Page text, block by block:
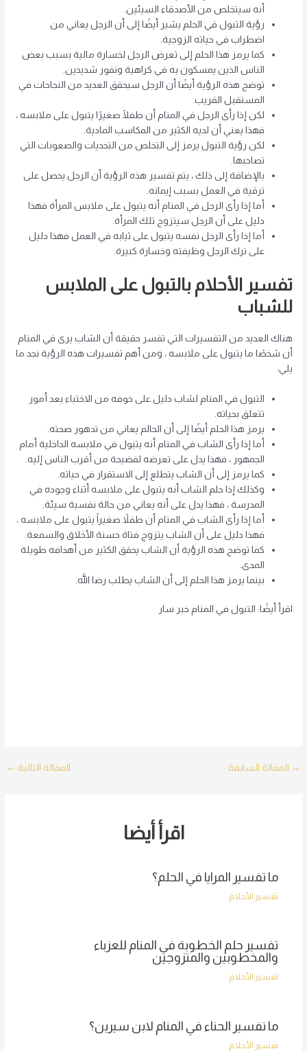
أنه سيتخلص من الأصدقاء السيئين.
رؤية التبول في الحلم يشير أيضًا إلى أن الرجل يعاني من
اضطراب في حياته الزوجية.
كما يرمز هذا الحلم إلى تعرض الرجل لخسارة مالية بسبب بعض
الناس الذين يمسكون به في كراهية ونفور شديدين.
توضح هذه الرؤية أيضًا أن الرجل سيحقق العديد من النجاحات في
المستقبل القريب.
لكن إذا رأى الرجل في المنام أن طفلًا صغيرًا يتبول على ملابسه ،
فهذا يعني أن لديه الكثير من المكاسب المادية.
لكن رؤية التبول يرمز إلى التخلص من التحديات والصعوبات التي
تصاحبها.
بالإضافة إلى ذلك ، يتم تفسير هذه الرؤية أن الرجل يحصل على
ترقية في العمل بسبب إيمانه.
أما إذا رأى الرجل في المنام أنه يتبول على ملابس المرأة فهذا
دليل على أن الرجل سيتزوج تلك المرأة.
أما إذا رأى الرجل نفسه يتبول على ثيابه في العمل فهذا دليل
على ترك الرجل وظيفته وخسارة كبيرة.
تفسير الأحلام بالتبول على الملابس
للشباب
هناك العديد من التفسيرات التي تفسر حقيقة أن الشاب يرى في المنام
أن شخصًا ما يتبول على ملابسه ، ومن أهم تفسيرات هذه الرؤية نجد ما
يلي:
التبول في المنام لشاب دليل على خوفه من الاختباء بعد أمور
تتعلق بحياته.
يرمز هذا الحلم أيضًا إلى أن الحالم يعاني من تدهور صحته.
أما إذا رأى الشاب في المنام أنه يتبول في ملابسه الداخلية أمام
الجمهور ، فهذا يدل على تعرضه لفضيحة من أقرب الناس إليه.
كما يرمز إلى أن الشاب يتطلع إلى الاستقرار في حياته.
وكذلك إذا حلم الشاب أنه يتبول على ملابسه أثناء وجوده في
المدرسة ، فهذا يدل على أنه يعاني من حالة نفسية سيئة.
أما إذا رأى الشاب في المنام أن طفلاً صغيراً يتبول على ملابسه ،
فهذا دليل على أن الشاب يتزوج فتاة حسنة الأخلاق والسمعة.
كما توضح هذه الرؤية أن الشاب يحقق الكثير من أهدافه طويلة
المدى.
بينما يرمز هذا الحلم إلى أن الشاب يطلب رضا الله.
اقرأ أيضًا: التبول في المنام خبر سار
Post
→ المقالة السابقة المقالة التالية ←
اقرأ أيضا
ما تفسير المرايا في الحلم؟
تفسير الأحلام
تفسير حلم الخطوبة في المنام للعزباء
والمخطوبين والمتزوجين
تفسير الأحلام
ما تفسير الحناء في المنام لابن سيرين؟
تفسير الأحلام